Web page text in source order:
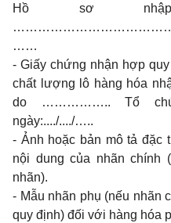
Hồ sơ
……
- Giấy chứng nhận hợp
chất lượng lô hàng
do …………….. Tổ
ngày:..../..../…..
- Ảnh hoặc bản mô tả đặc
nội dung của nhãn chính
nhãn).
- Mẫu nhãn phụ (nếu nhãn
quy định) đối với hàng hóa